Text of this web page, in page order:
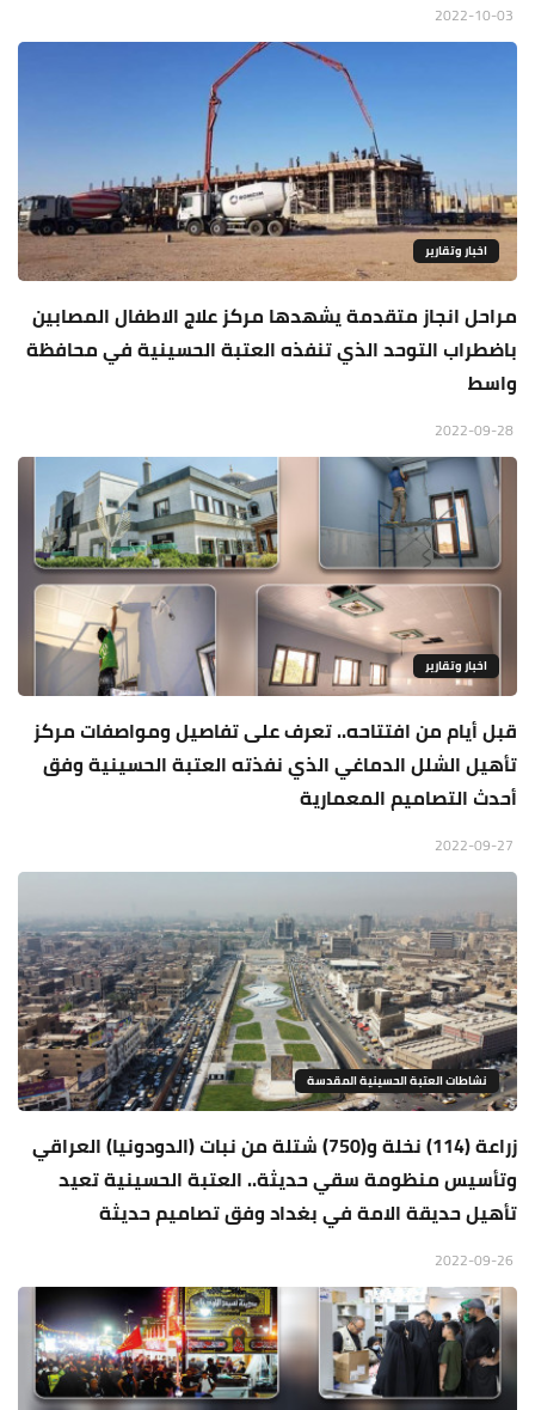
اخبار وتقارير
مراحل انجاز متقدمة يشهدها مركز علاج الاطفال المصابين
باضطراب التوحد الذي تنفذه العتبة الحسينية في محافظة
واسط
اخبار وتقارير
قبل أيام من افتتاحه.. تعرف على تفاصيل ومواصفات مركز
تأهيل الشلل الدماغي الذي نفذته العتبة الحسينية وفق
أحدث التصاميم المعمارية
نشاطات العتبة الحسينية المقدسة
زراعة (114) نخلة و(750) شتلة من نبات (الدودونيا) العراقي
وتأسيس منظومة سقي حديثة.. العتبة الحسينية تعيد
تأهيل حديقة الامة في بغداد وفق تصاميم حديثة